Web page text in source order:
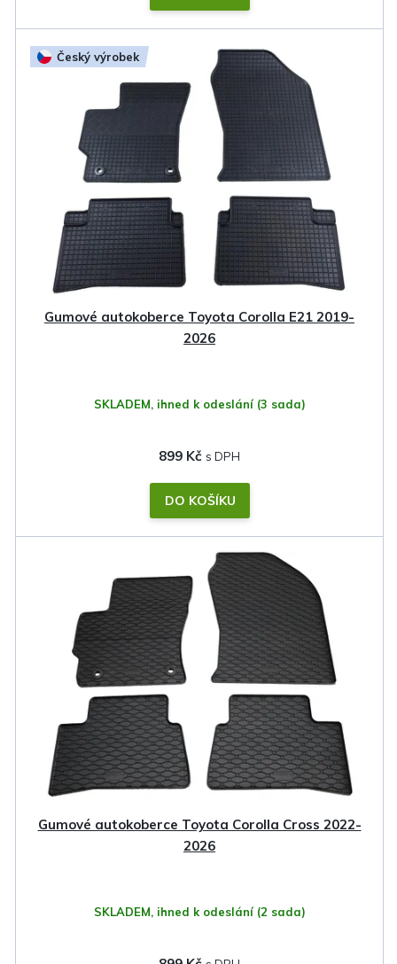
Český výrobek
Gumové autokoberce Toyota Corolla E21 2019-
2026
SKLADEM, ihned k odeslání (3 sada)
899 Kč
DO KOŠÍKU
Gumové autokoberce Toyota Corolla Cross 2022-
2026
SKLADEM, ihned k odeslání (2 sada)